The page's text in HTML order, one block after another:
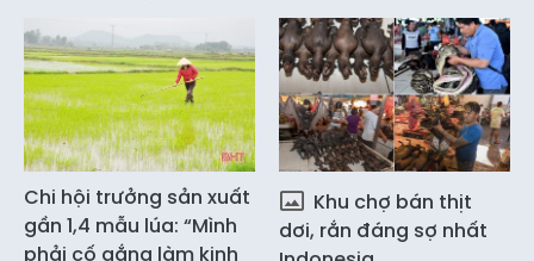
Chi hội trưởng sản xuất
gần 1,4 mẫu lúa: “Mình
phải cố gắng làm kinh
Khu chợ bán thịt
dơi, rắn đáng sợ nhất